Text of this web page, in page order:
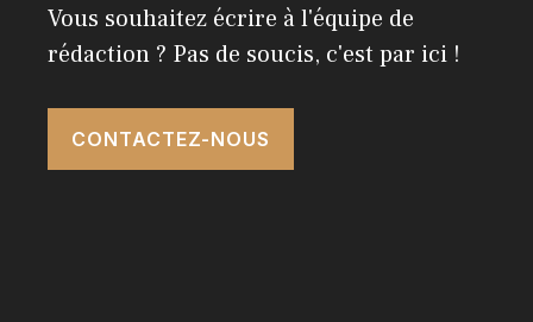
Vous souhaitez écrire à l'équipe de
rédaction ? Pas de soucis, c'est par ici !
CONTACTEZ-NOUS